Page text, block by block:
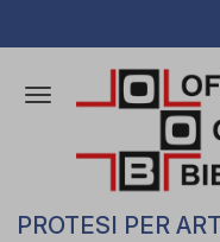
Attiva/disattiva
PROTESI PER